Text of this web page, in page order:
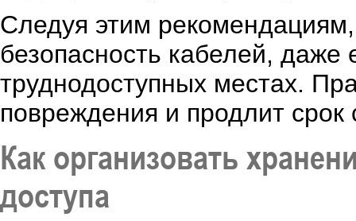
Следуя этим
безопасность кабелей, даже
труднодоступных местах.
повреждения и продлит
Как организовать
доступа